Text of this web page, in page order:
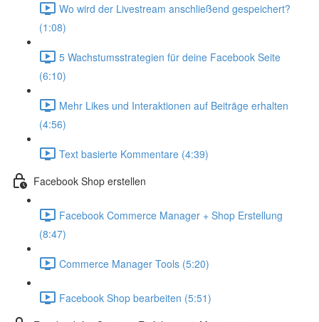
Wo wird der Livestream anschließend gespeichert?
(1:08)
5 Wachstumsstrategien für deine Facebook Seite
(6:10)
Mehr Likes und Interaktionen auf Beiträge erhalten
(4:56)
Text basierte Kommentare (4:39)
Facebook Shop erstellen
Facebook Commerce Manager + Shop Erstellung
(8:47)
Commerce Manager Tools (5:20)
Facebook Shop bearbeiten (5:51)